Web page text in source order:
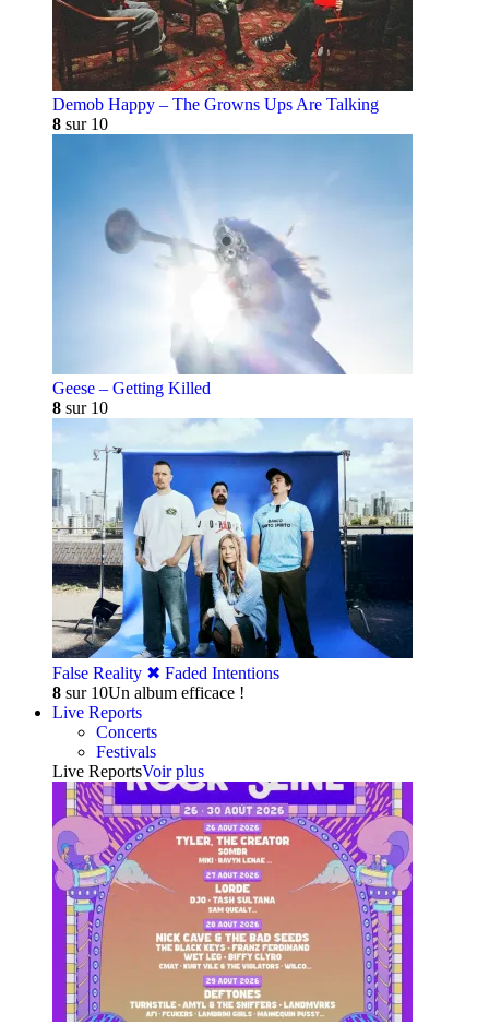
Demob Happy – The Growns Ups Are Talking
8 sur 10
Geese – Getting Killed
8 sur 10
False Reality ✖︎ Faded Intentions
8 sur 10Un album efficace !
Live Reports
Concerts
Festivals
Live ReportsVoir plus